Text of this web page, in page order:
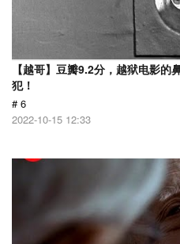
【越哥】豆瓣9.2分，越狱电影
犯！
# 6
2022-10-15 12:33